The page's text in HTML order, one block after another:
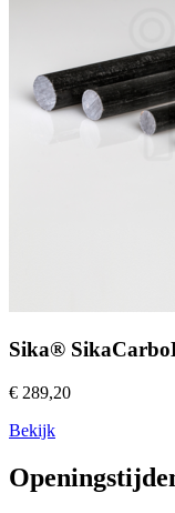
Sika®
€ 289,20
Bekijk